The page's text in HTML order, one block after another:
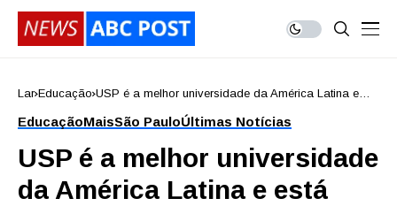
Lar Educação USP é a melhor universidade da América Latina e
internacional
EducaçãoMaisSão PauloÚltimas Notícias
USP é a melhor universidade
da América Latina e está